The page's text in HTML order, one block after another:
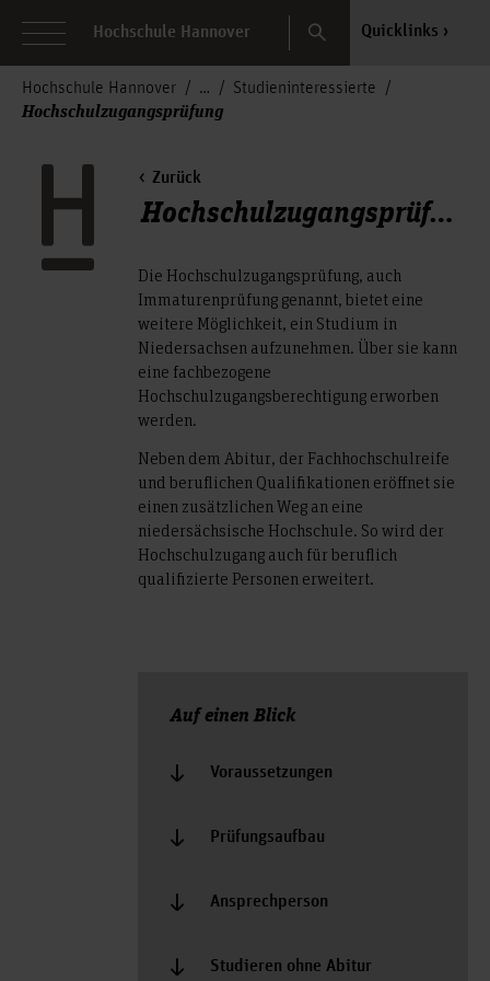
Hochschule Hannover Search Quicklinks
Hochschule Hannover Studieninteressierte
Hochschulzugangsprüfung
Zurück
Hochschulzugangsprüfung
Die Hochschulzugangsprüfung, auch
Immaturenprüfung genannt, bietet eine
weitere Möglichkeit, ein Studium in
Niedersachsen aufzunehmen. Über sie kann
eine fachbezogene
Hochschulzugangsberechtigung erworben
werden.
Neben dem Abitur, der Fachhochschulreife
und beruflichen Qualifikationen eröffnet sie
einen zusätzlichen Weg an eine
niedersächsische Hochschule. So wird der
Hochschulzugang auch für beruflich
qualifizierte Personen erweitert.
Auf einen Blick
Voraussetzungen
Prüfungsaufbau
Ansprechperson
Studieren ohne Abitur